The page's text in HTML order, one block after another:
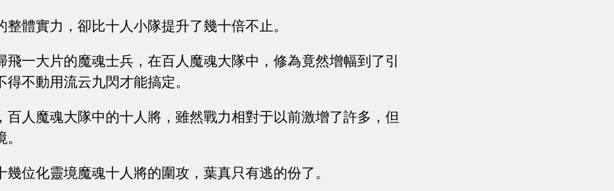
整體實力，卻比十人小隊提升了幾十倍不止。
飛一大片的魔魂士兵，在百人魔魂大隊中，修為竟然增幅到了引
不動用流云九閃才能搞定。
百人魔魂大隊中的十人將，雖然戰力相對于以前激增了許多，但
幾位化靈境魔魂十人將的圍攻，葉真只有逃的份了。